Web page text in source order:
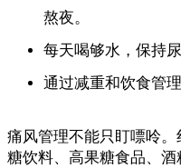
熬夜。
每天喝够水，保持
通过减重和饮食管
痛风管理不能只盯嘌呤
糖饮料、高果糖食品、